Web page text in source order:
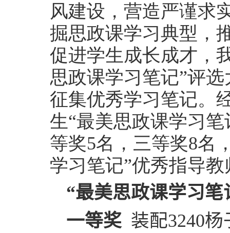
风建设，营造严谨求
掘思政课学习典型，
促进学生成长成才，
思政课学习笔记”评
征集优秀学习笔记。
生“最美思政课学习
等奖5名，三等奖8名
学习笔记”优秀指导
“最美思政课学习
一等奖 装配3240杨